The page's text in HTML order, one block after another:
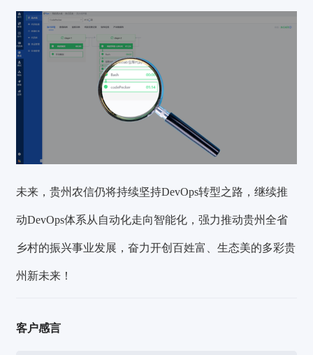
未来，贵州农信仍将持续坚持DevOps转型之路，继续推
动DevOps体系从自动化走向智能化，强力推动贵州全省
乡村的振兴事业发展，奋力开创百姓富、生态美的多彩贵
州新未来！
客户感言